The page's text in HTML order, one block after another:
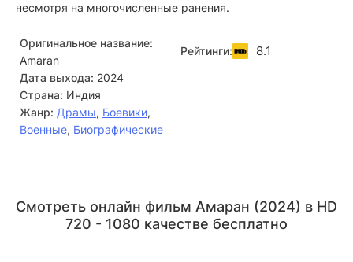
несмотря на многочисленные ранения.
Оригинальное название:
Amaran
Дата выхода: 2024
Страна: Индия
Жанр: Драмы, Боевики,
Военные, Биографические
Рейтинги: 8.1
(Col. Amit Singh...)
(Major Mukund Va...)
Смотреть онлайн фильм Амаран (2024) в HD
720 - 1080 качестве бесплатно